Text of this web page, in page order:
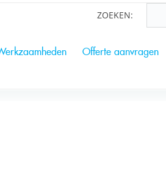
gaan
Zoekveld
ZOEKEN:
Offerte aanvragen